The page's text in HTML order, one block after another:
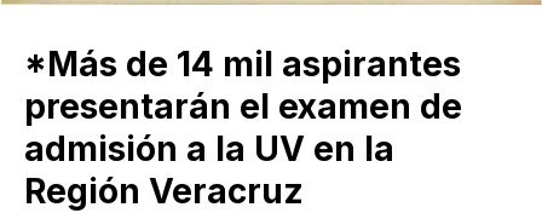
*Más de 14 mil aspirantes
presentarán el examen de
admisión a la UV en la
Región Veracruz